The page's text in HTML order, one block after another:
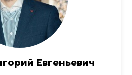
Евгеньевич